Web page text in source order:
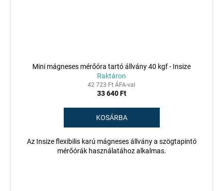
Mini mágneses mérőóra tartó állvány 40 kgf - Insize
Raktáron
42 723 Ft ÁFA-val
33 640 Ft
KOSÁRBA
Az Insize flexibilis karú mágneses állvány a szögtapintó
mérőórák használatához alkalmas.